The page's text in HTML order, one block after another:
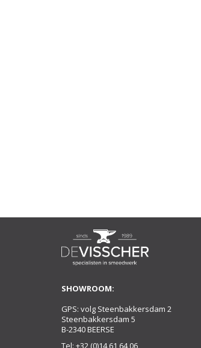
SHOWROOM:
GPS: volg Steenbakkersdam 2
Steenbakkersdam 5
B-2340 BEERSE
Tel: +32 (0)14 61 64 06